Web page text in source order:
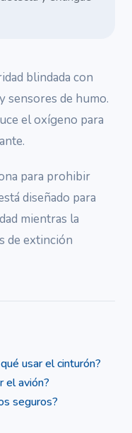
blindada con
sensores de humo.
el oxígeno para
para prohibir
diseñado para
mientras la
de extinción
usar el cinturón?
el avión?
seguros?